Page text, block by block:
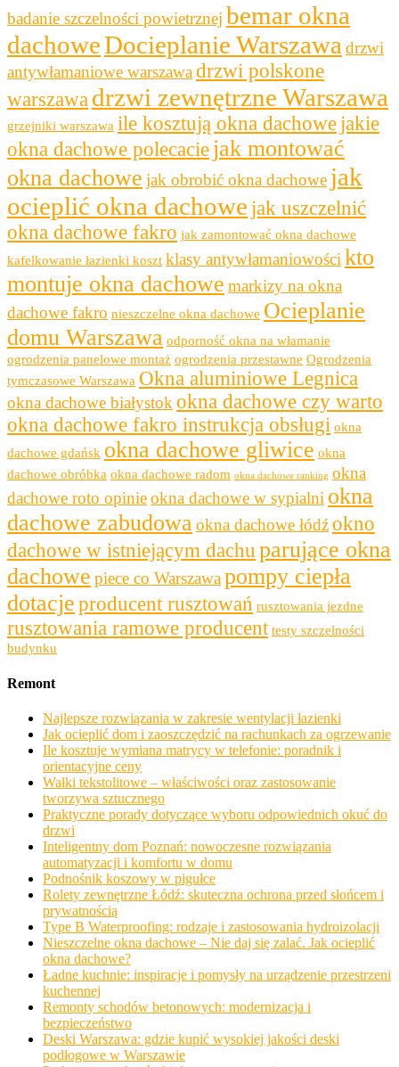
badanie szczelności powietrznej bemar okna
dachoweDocieplanie Warszawa drzwi
antywłamaniowe warszawadrzwi polskone
warszawa drzwi zewnętrzne Warszawa
grzejniki warszawa ile kosztują okna dachowe jakie
okna dachowe polecacie jak montować
okna dachowe jak obrobić okna dachowe jak
ocieplić okna dachowe jak uszczelnić
okna dachowe fakro jak zamontować okna dachowe
kafelkowanie łazienki koszt klasy antywłamaniowościkto
montuje okna dachowe markizy na okna
dachowe fakro nieszczelne okna dachowe Ocieplanie
domu Warszawa odporność okna na włamanie
ogrodzenia panelowe montaż ogrodzenia przestawne Ogrodzenia
tymczasowe Warszawa Okna aluminiowe Legnica
okna dachowe białystokokna dachowe czy warto
okna dachowe fakro instrukcja obsługi okna
dachowe gdańsk okna dachowe gliwice okna
dachowe obróbka okna dachowe radom okna dachowe ranking okna
dachowe roto opinieokna dachowe w sypialni okna
dachowe zabudowaokna dachowe łódźokno
dachowe w istniejącym dachu parujące okna
dachowe piece co Warszawapompy ciepła
dotacje producent rusztowań rusztowania jezdne
rusztowania ramowe producent testy szczelności
budynku
Remont
Najlepsze rozwiązania w zakresie wentylacji łazienki
Jak ocieplić dom i zaoszczędzić na rachunkach za ogrzewanie
Ile kosztuje wymiana matrycy w telefonie: poradnik i
orientacyjne ceny
Wałki tekstolitowe – właściwości oraz zastosowanie
tworzywa sztucznego
Praktyczne porady dotyczące wyboru odpowiednich okuć do
drzwi
Inteligentny dom Poznań: nowoczesne rozwiązania
automatyzacji i komfortu w domu
Podnośnik koszowy w pigułce
Rolety zewnętrzne Łódź: skuteczna ochrona przed słońcem i
prywatnością
Type B Waterproofing: rodzaje i zastosowania hydroizolacji
Nieszczelne okna dachowe – Nie daj się zalać. Jak ocieplić
okna dachowe?
Ładne kuchnie: inspiracje i pomysły na urządzenie przestrzeni
kuchennej
Remonty schodów betonowych: modernizacja i
bezpieczeństwo
Deski Warszawa: gdzie kupić wysokiej jakości deski
podłogowe w Warszawie